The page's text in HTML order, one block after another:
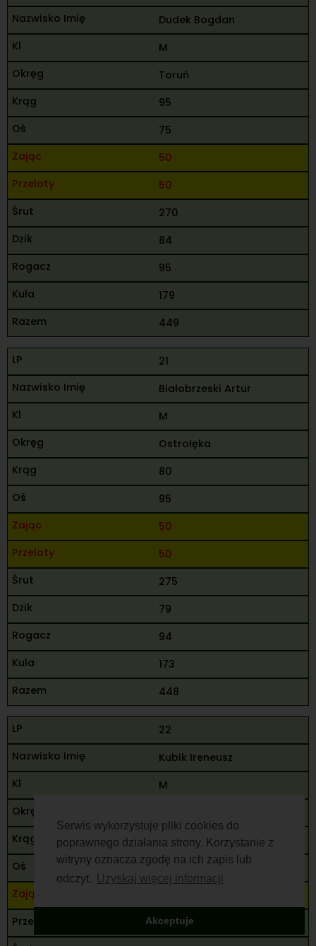
Serwis wykorzystuje pliki cookies do
poprawnego działania strony. Korzystanie z
witryny oznacza zgodę na ich zapis lub
odczyt.
Uzyskaj więcej informacji
Akceptuje
Dudek Bogdan
M
Toruń
95
75
50
50
270
84
95
179
449
21
Białobrzeski Artur
M
Ostrołęka
80
95
50
50
275
79
94
173
448
22
Kubik Ireneusz
M
80
85
45